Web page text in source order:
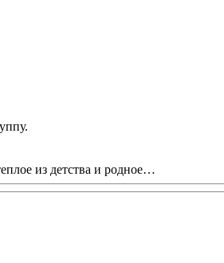
из детства и родное…